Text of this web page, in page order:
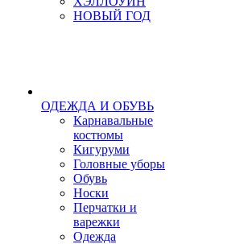
НОВЫЙ ГОД
ОДЕЖДА И ОБУВЬ
Карнавальные
костюмы
Кигуруми
Головные уборы
Обувь
Носки
Перчатки и
варежки
Одежда